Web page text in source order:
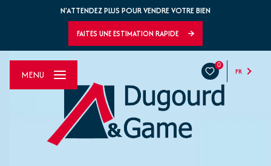
N'ATTENDEZ PLUS POUR VENDRE VOTRE BIEN
FAITES UNE ESTIMATION RAPIDE
0
FR
MENU